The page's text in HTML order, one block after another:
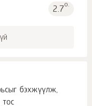
2.7о.